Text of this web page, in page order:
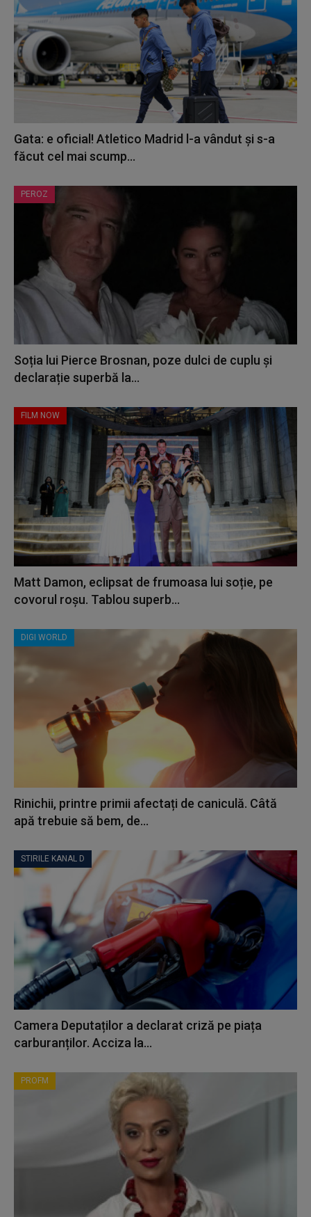
Gata: e oficial! Atletico Madrid l-a vândut și s-a
făcut cel mai scump...
PEROZ
Soția lui Pierce Brosnan, poze dulci de cuplu și
declarație superbă la...
FILM NOW
Matt Damon, eclipsat de frumoasa lui soție, pe
covorul roșu. Tablou superb...
DIGI WORLD
Rinichii, printre primii afectați de caniculă. Câtă
apă trebuie să bem, de...
STIRILE KANAL D
Camera Deputaților a declarat criză pe piața
carburanților. Acciza la...
PROFM